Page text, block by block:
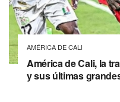
AMÉRICA DE CALI
América de Cali, la
y sus últimas